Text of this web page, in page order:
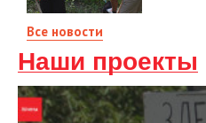
Все новости
Наши проекты